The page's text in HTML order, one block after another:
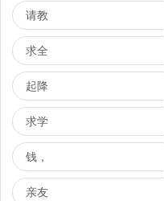
请教
求全
起降
求学
钱，
亲友